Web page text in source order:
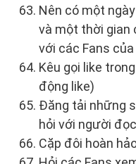
Nên có một
và một thời gian
với các Fans
Kêu gọi like
động like)
Đăng tải những
hỏi với người
Cặp đôi hoàn